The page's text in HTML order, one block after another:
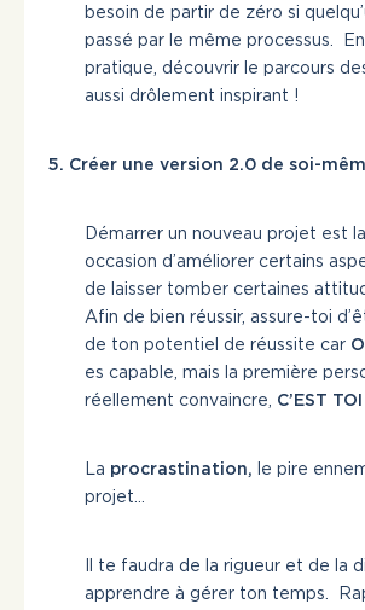
besoin de partir de zéro si
passé par le même processus.
pratique, découvrir le parcours
aussi drôlement inspirant !
5. Créer une version 2.0 de soi-
Démarrer un nouveau projet est
occasion d’améliorer certains
de laisser tomber certaines
Afin de bien réussir, assure-toi
de ton potentiel de réussite car
es capable, mais la première
réellement convaincre, C’EST TOI
La procrastination, le pire
projet…
Il te faudra de la rigueur et de la
apprendre à gérer ton temps.